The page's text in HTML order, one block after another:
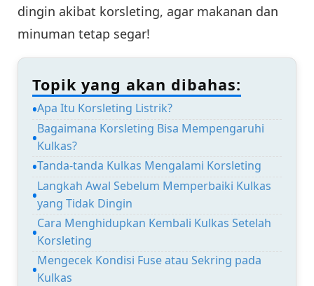
dingin akibat korsleting, agar makanan dan
minuman tetap segar!
Topik yang akan dibahas:
Apa Itu Korsleting Listrik?
Bagaimana Korsleting Bisa Mempengaruhi
Kulkas?
Tanda-tanda Kulkas Mengalami Korsleting
Langkah Awal Sebelum Memperbaiki Kulkas
yang Tidak Dingin
Cara Menghidupkan Kembali Kulkas Setelah
Korsleting
Mengecek Kondisi Fuse atau Sekring pada
Kulkas